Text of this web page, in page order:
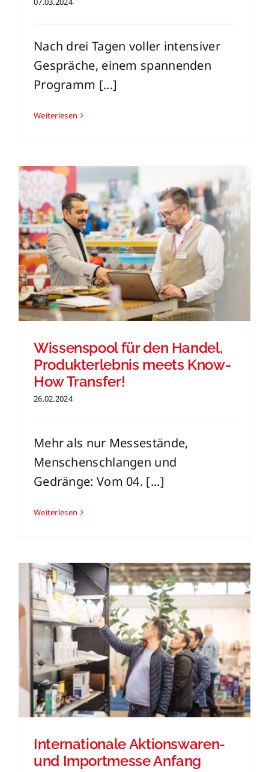
Nach drei Tagen voller intensiver
Gespräche, einem spannenden
Programm [...]
Weiterlesen
Wissenspool für den Handel,
Produkterlebnis meets Know-
How Transfer!
26.02.2024
Mehr als nur Messestände,
Menschenschlangen und
Gedränge: Vom 04. [...]
Weiterlesen
Internationale Aktionswaren-
und Importmesse Anfang